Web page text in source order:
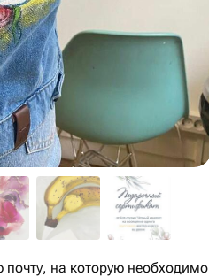
почту, на которую необходимо